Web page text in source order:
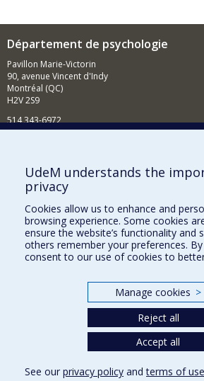
Département de psychologie
Pavillon Marie-Victorin
90, avenue Vincent d'Indy
Montréal (QC)
H2V 2S9
514 343-6972
Comment soutenir le Département?
BESOIN D'AIDE?
Plan du site
Signaler une erreur
Accessibilité
Nos départements et écoles
UdeM understands the
privacy
Cookies allow us to enhance and
browsing experience. Some cookies
ensure the website’s functionality and
others remember your preferences.
consent to our use of cookies to
Manage cookies >
Reject all
Accept all
See our privacy policy andterms of use